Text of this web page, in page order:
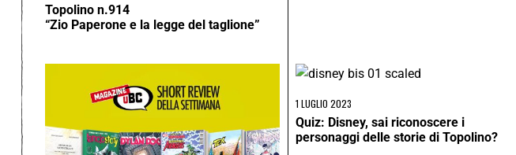
Topolino n.914
“Zio Paperone e la legge del taglione”
1 LUGLIO 2023
Quiz: Disney, sai riconoscere i
personaggi delle storie di Topolino?